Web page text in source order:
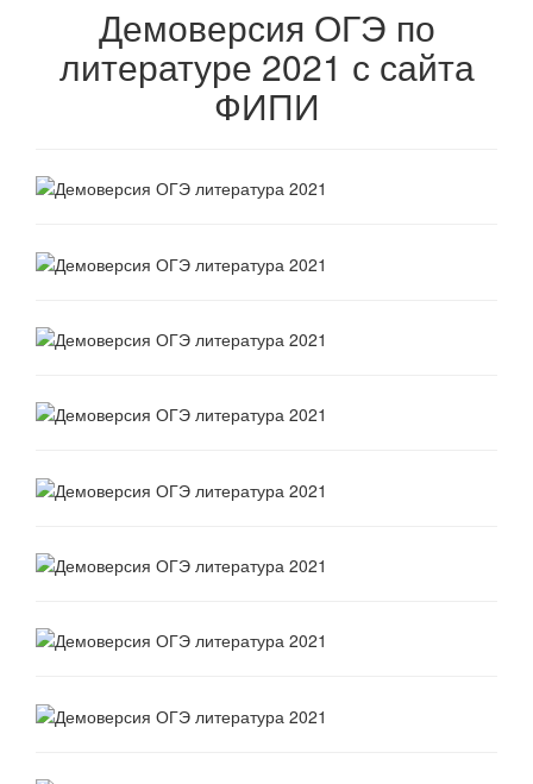
Демоверсия ОГЭ по
литературе 2021 с сайта
ФИПИ